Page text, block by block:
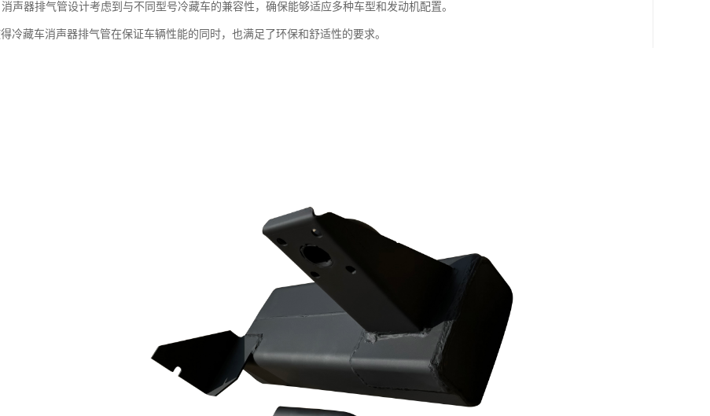
声器排气管设计考虑到与不同型号冷藏车的兼容性，确保能够适应多种车型和发动机配置。
冷藏车消声器排气管在保证车辆性能的同时，也满足了环保和舒适性的要求。